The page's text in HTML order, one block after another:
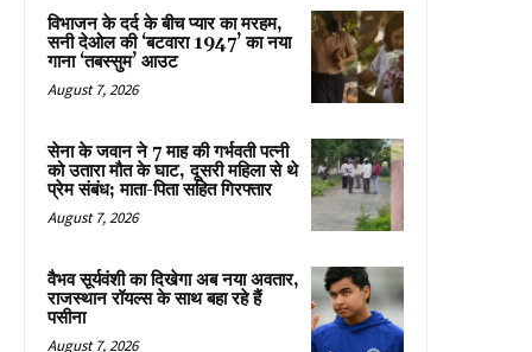
विभाजन के दर्द के बीच प्यार का मरहम,
सनी देओल की ‘बटवारा 1947’ का नया
गाना ‘तबस्सुम’ आउट
August 7, 2026
सेना के जवान ने 7 माह की गर्भवती पत्नी
को उतारा मौत के घाट, दूसरी महिला से थे
प्रेम संबंध; माता-पिता सहित गिरफ्तार
August 7, 2026
वैभव सूर्यवंशी का दिखेगा अब नया अवतार,
राजस्थान रॉयल्स के साथ बहा रहे हैं
पसीना
August 7, 2026